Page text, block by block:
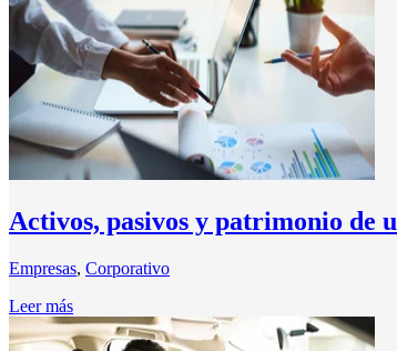
Activos, pasivos y patrimonio de
Empresas, Corporativo
Leer más